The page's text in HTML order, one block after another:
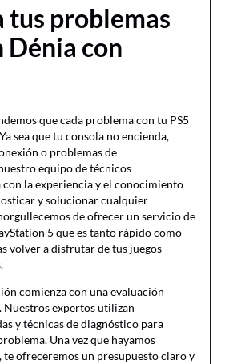
tus problemas
Dénia con
que cada problema con tu PS5
sea que tu consola no encienda,
o problemas de
equipo de técnicos
con la experiencia y el conocimiento
y solucionar cualquier
de ofrecer un servicio de
5 que es tanto rápido como
volver a disfrutar de tus juegos
comienza con una evaluación
Nuestros expertos utilizan
y técnicas de diagnóstico para
Una vez que hayamos
te ofreceremos un presupuesto claro y